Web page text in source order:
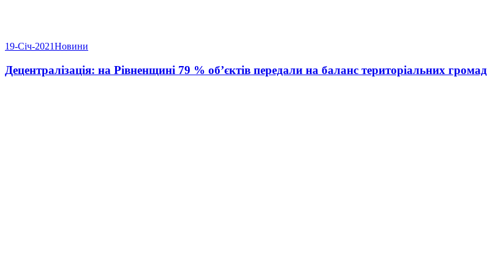
19-Січ-2021Новини
Децентралізація: на Рівненщині 79 % об’єктів передали на баланс територіальних громад